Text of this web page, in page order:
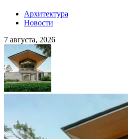
Архитектура
Новости
7 августа, 2026